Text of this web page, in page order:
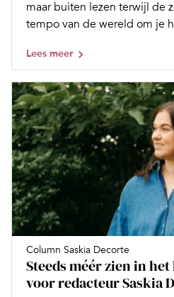
maar buiten lezen terwijl de
tempo van de wereld om je
Lees meer
Column Saskia Decorte
Steeds méér zien in
voor redacteur Saskia